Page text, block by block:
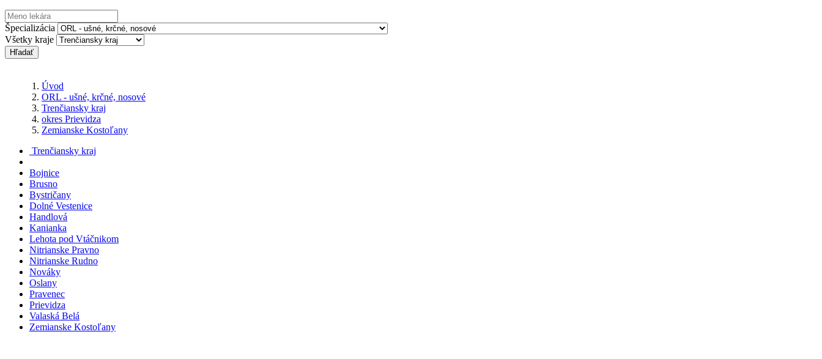
Špecializácia
Všetky kraje
Hľadať
Úvod
ORL - ušné, krčné, nosové
Trenčiansky kraj
okres Prievidza
Zemianske Kostoľany
Trenčiansky kraj
Bojnice
Brusno
Bystričany
Dolné Vestenice
Handlová
Kanianka
Lehota pod Vtáčnikom
Nitrianske Pravno
Nitrianske Rudno
Nováky
Oslany
Pravenec
Prievidza
Valaská Belá
Zemianske Kostoľany